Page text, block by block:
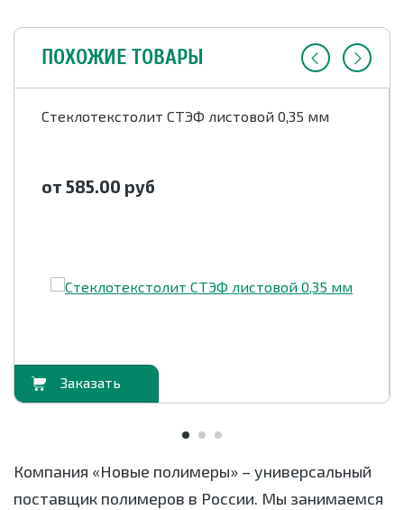
ПОХОЖИЕ ТОВАРЫ
Стеклотекстолит СТЭФ листовой 0,35 мм
от 585.00 руб
Компания «Новые полимеры» – универсальный
поставщик полимеров в России. Мы занимаемся